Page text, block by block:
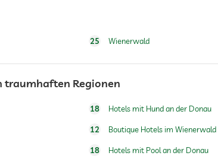
25 Wienerwald
traumhaften Regionen
18 Hotels mit Hund an der Donau
12 Boutique Hotels im Wienerwald
18 Hotels mit Pool an der Donau